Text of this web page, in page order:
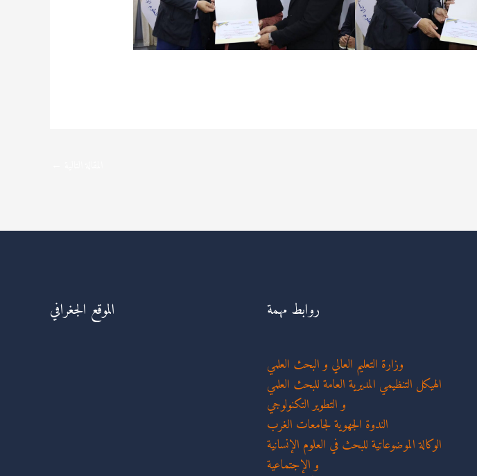
روابط مهمة
وزارة التعليم العالي و البحث العلمي
الهيكل التنظيمي المديرية العامة للبحث العلمي
و التطوير التكنولوجي
الندوة الجهوية لجامعات الغرب
الوكالة الموضوعاتية للبحث في العلوم الإنسانية
و الإجتماعية
الموقع الجغرافي